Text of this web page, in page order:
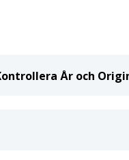
År och